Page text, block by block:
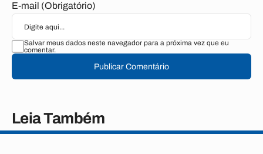
E-mail (Obrigatório)
Salvar meus dados neste navegador para a próxima vez que eu
comentar.
Publicar Comentário
Leia Também